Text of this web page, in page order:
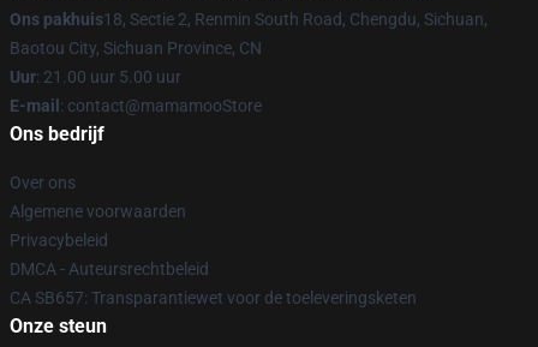
Ons pakhuis18, Sectie 2, Renmin South Road, Chengdu, Sichuan,
Baotou City, Sichuan Province, CN
Uur: 21.00 uur 5.00 uur
E-mail : contact@mamamooStore
Ons bedrijf
Over ons
Algemene voorwaarden
Privacybeleid
DMCA - Auteursrechtbeleid
CA SB657: Transparantiewet voor de toeleveringsketen
Onze steun